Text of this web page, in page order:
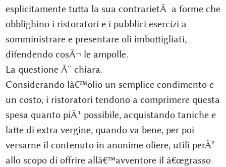
esplicitamente tutta la sua contrarietÃ a forme che
obblighino i ristoratori e i pubblici esercizi a
somministrare e presentare oli imbottigliati,
difendendo cosÃ¬ le ampolle.
La questione Ã¨ chiara.
Considerando lâ€™olio un semplice condimento e
un costo, i ristoratori tendono a comprimere questa
spesa quanto piÃ¹ possibile, acquistando taniche e
latte di extra vergine, quando va bene, per poi
versarne il contenuto in anonime oliere, utili perÃ²
allo scopo di offrire allâ€™avventore il â€œgrasso